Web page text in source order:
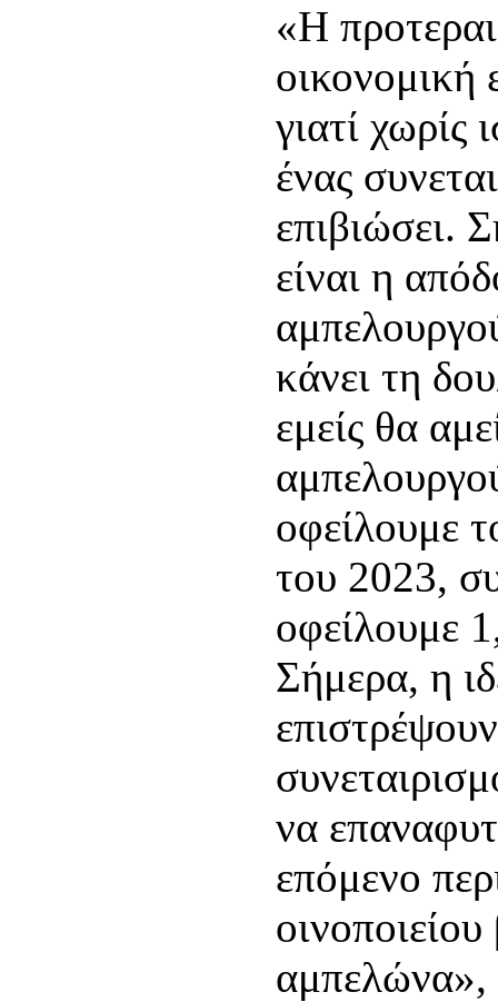
«Η
γιατί χωρίς
ένας
επιβιώσει.
είναι η
κάνει τη
εμείς θα
οφείλουμε
του 2023,
οφείλουμε
Σήμερα, η
να
επόμενο
αμπελώνα»,